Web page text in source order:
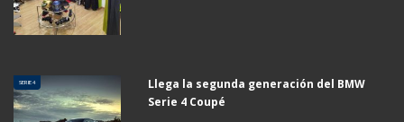
SERIE 4
Llega la segunda generación del BMW
Serie 4 Coupé